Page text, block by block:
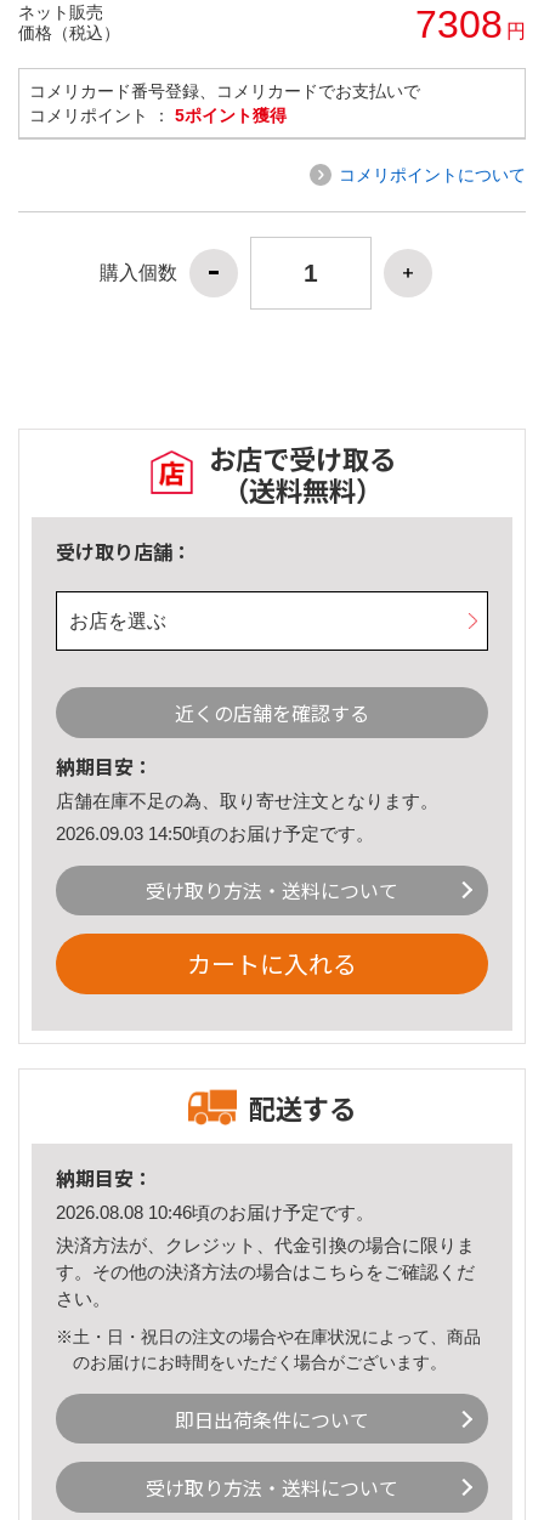
ネット販売
価格（税込）
7308 円
コメリカード番号登録、コメリカードでお支払いで
コメリポイント ： 5ポイント獲得
コメリポイントについて
購入個数
お店で受け取る
（送料無料）
受け取り店舗：
お店を選ぶ
近くの店舗を確認する
納期目安：
店舗在庫不足の為、取り寄せ注文となります。
2026.09.03 14:50頃のお届け予定です。
受け取り方法・送料について
カートに入れる
配送する
納期目安：
2026.08.08 10:46頃のお届け予定です。
決済方法が、クレジット、代金引換の場合に限りま
す。その他の決済方法の場合はこちら をご確認くだ
さい。
※土・日・祝日の注文の場合や在庫状況によって、商品
のお届けにお時間をいただく場合がございます。
即日出荷条件について
受け取り方法・送料について